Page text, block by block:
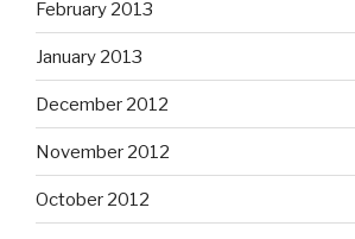
February 2013
January 2013
December 2012
November 2012
October 2012